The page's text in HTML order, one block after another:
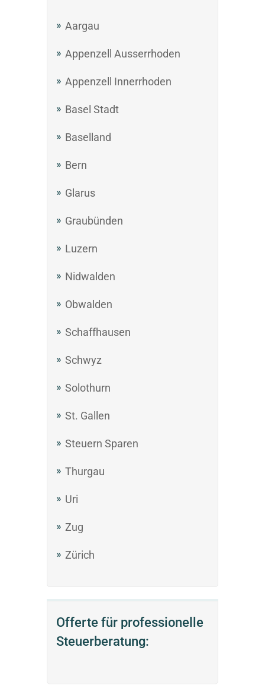
Aargau
Appenzell Ausserrhoden
Appenzell Innerrhoden
Basel Stadt
Baselland
Bern
Glarus
Graubünden
Luzern
Nidwalden
Obwalden
Schaffhausen
Schwyz
Solothurn
St. Gallen
Steuern Sparen
Thurgau
Uri
Zug
Zürich
Offerte für professionelle
Steuerberatung: